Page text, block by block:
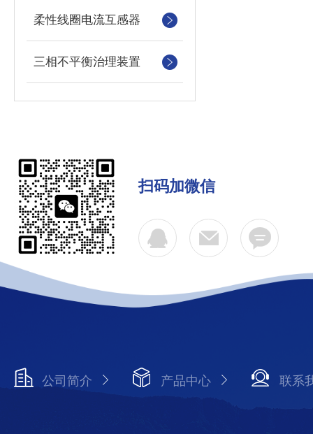
柔性线圈电流互感器
三相不平衡治理装置
扫码加微信
公司简介 产品中心 联系